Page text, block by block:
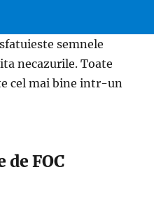
sfatuieste semnele
necazurile. Toate
cel mai bine intr-un
FOC